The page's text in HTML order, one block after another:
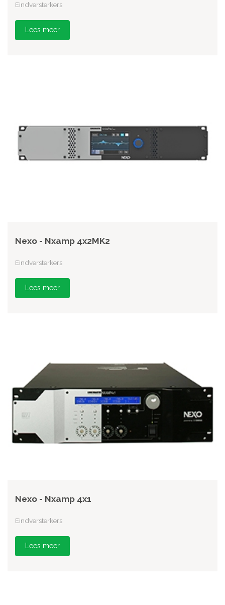
Eindversterkers
Lees meer
Nexo - Nxamp 4x2MK2
Eindversterkers
Lees meer
Nexo - Nxamp 4x1
Eindversterkers
Lees meer